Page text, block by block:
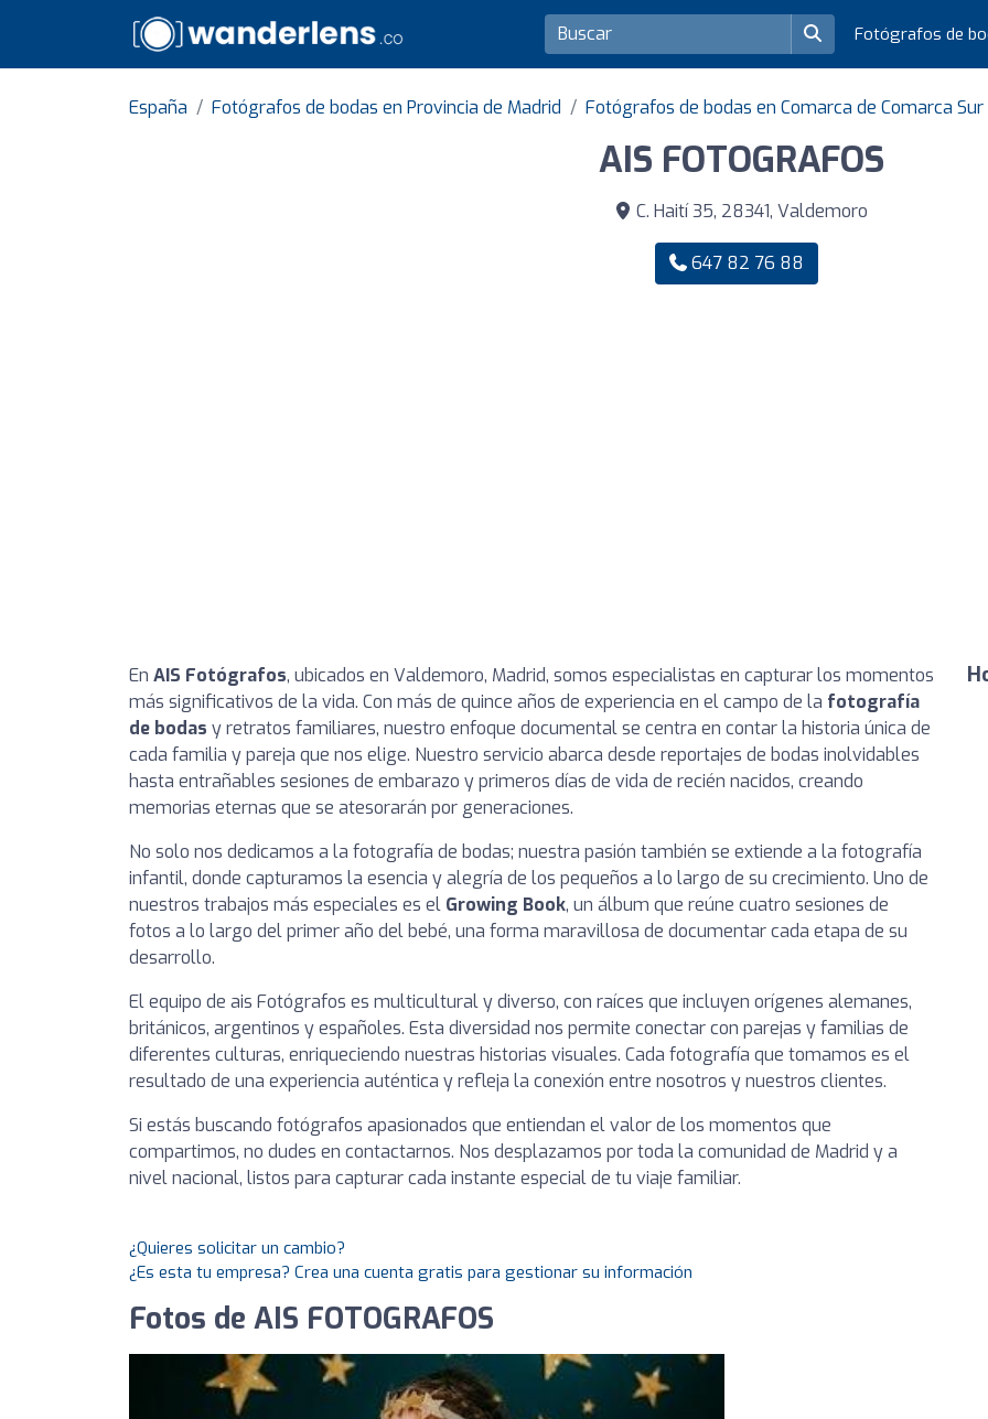
Fotógrafos de
España Fotógrafos de bodas en Provincia de Madrid Fotógrafos de bodas en Comarca de Comarca Sur
AIS FOTOGRAFOS
C. Haití 35, 28341, Valdemoro
647 82 76 88
En AIS Fotógrafos, ubicados en Valdemoro, Madrid, somos especialistas en capturar los momentos
más significativos de la vida. Con más de quince años de experiencia en el campo de la fotografía
de bodas y retratos familiares, nuestro enfoque documental se centra en contar la historia única de
cada familia y pareja que nos elige. Nuestro servicio abarca desde reportajes de bodas inolvidables
hasta entrañables sesiones de embarazo y primeros días de vida de recién nacidos, creando
memorias eternas que se atesorarán por generaciones.
No solo nos dedicamos a la fotografía de bodas; nuestra pasión también se extiende a la fotografía
infantil, donde capturamos la esencia y alegría de los pequeños a lo largo de su crecimiento. Uno de
nuestros trabajos más especiales es el Growing Book, un álbum que reúne cuatro sesiones de
fotos a lo largo del primer año del bebé, una forma maravillosa de documentar cada etapa de su
desarrollo.
El equipo de ais Fotógrafos es multicultural y diverso, con raíces que incluyen orígenes alemanes,
británicos, argentinos y españoles. Esta diversidad nos permite conectar con parejas y familias de
diferentes culturas, enriqueciendo nuestras historias visuales. Cada fotografía que tomamos es el
resultado de una experiencia auténtica y refleja la conexión entre nosotros y nuestros clientes.
Si estás buscando fotógrafos apasionados que entiendan el valor de los momentos que
compartimos, no dudes en contactarnos. Nos desplazamos por toda la comunidad de Madrid y a
nivel nacional, listos para capturar cada instante especial de tu viaje familiar.
¿Quieres solicitar un cambio?
¿Es esta tu empresa? Crea una cuenta gratis para gestionar su información
Fotos de AIS FOTOGRAFOS